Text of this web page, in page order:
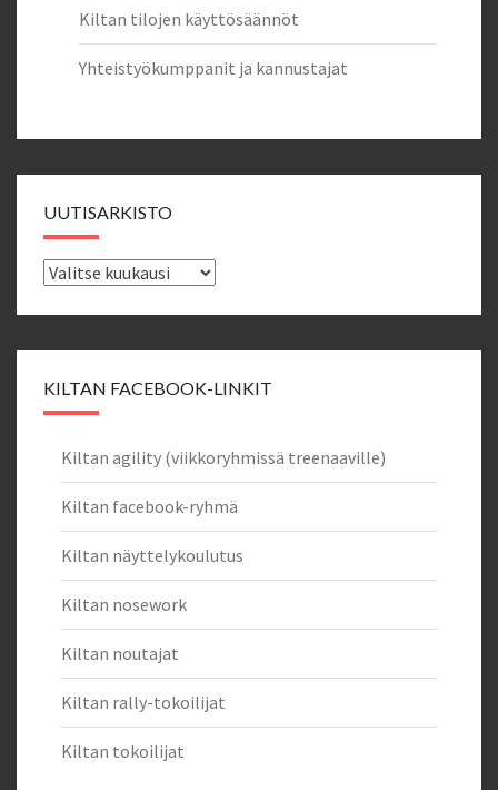
Kiltan tilojen käyttösäännöt
Yhteistyökumppanit ja kannustajat
UUTISARKISTO
Uutisarkisto
KILTAN FACEBOOK-LINKIT
Kiltan agility (viikkoryhmissä treenaaville)
Kiltan facebook-ryhmä
Kiltan näyttelykoulutus
Kiltan nosework
Kiltan noutajat
Kiltan rally-tokoilijat
Kiltan tokoilijat